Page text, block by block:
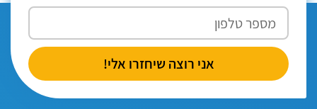
אני רוצה שיחזרו אלי!